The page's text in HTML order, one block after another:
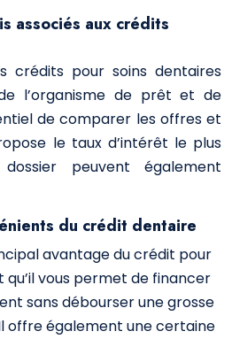
associés aux crédits
crédits pour soins dentaires
l’organisme de prêt et de
de comparer les offres et
le taux d’intérêt le plus
peuvent également
du crédit dentaire
avantage du crédit pour
qu’il vous permet de financer
sans débourser une grosse
offre également une certaine